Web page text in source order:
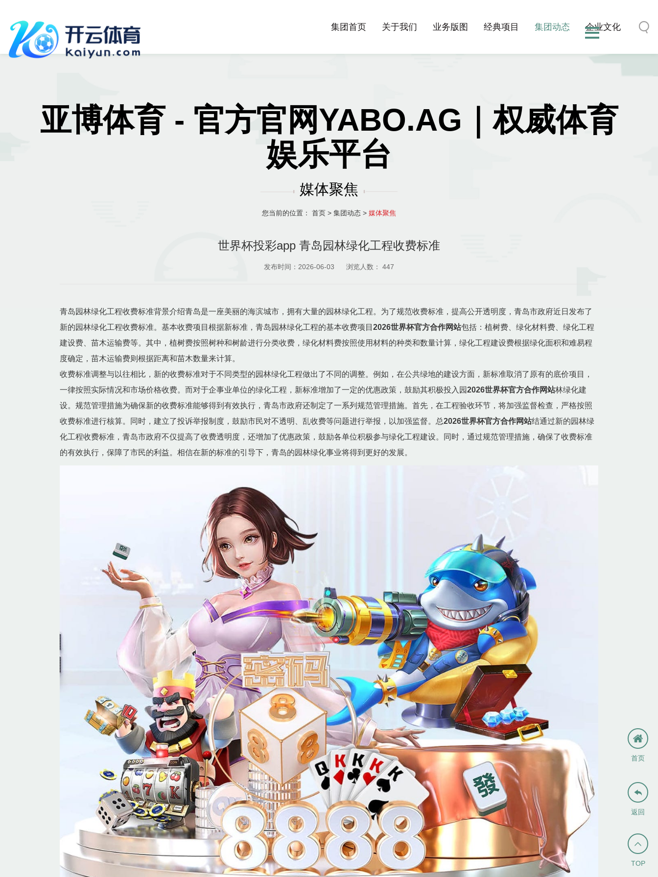
集团首页 关于我们 业务版图 经典项目 集团动态 企业文化
亚博体育 - 官方官网YABO.AG｜权威体育
娱乐平台
媒体聚焦
您当前的位置： 首页 > 集团动态 > 媒体聚焦
世界杯投彩app 青岛园林绿化工程收费标准
发布时间：2026-06-03 浏览人数： 447
青岛园林绿化工程收费标准背景介绍青岛是一座美丽的海滨城市，拥有大量的园林绿化工程。为了规范收费标准，提高公开透明度，青岛市政府近日发布了
新的园林绿化工程收费标准。基本收费项目根据新标准，青岛园林绿化工程的基本收费项目 2026世界杯官方合作网站包括：植树费、绿化材料费、绿化工程
建设费、苗木运输费等。其中，植树费按照树种和树龄进行分类收费，绿化材料费按照使用材料的种类和数量计算，绿化工程建设费根据绿化面积和难易程
度确定，苗木运输费则根据距离和苗木数量来计算。
收费标准调整与以往相比，新的收费标准对于不同类型的园林绿化工程做出了不同的调整。例如，在公共绿地的建设方面，新标准取消了原有的底价项目，
一律按照实际情况和市场价格收费。而对于企事业单位的绿化工程，新标准增加了一定的优惠政策，鼓励其积极投入园2026世界杯官方合作网站林绿化建
设。规范管理措施为确保新的收费标准能够得到有效执行，青岛市政府还制定了一系列规范管理措施。首先，在工程验收环节，将加强监督检查，严格按照
收费标准进行核算。同时，建立了投诉举报制度，鼓励市民对不透明、乱收费等问题进行举报，以加强监督。总2026世界杯官方合作网站结通过新的园林绿
化工程收费标准，青岛市政府不仅提高了收费透明度，还增加了优惠政策，鼓励各单位积极参与绿化工程建设。同时，通过规范管理措施，确保了收费标准
的有效执行，保障了市民的利益。相信在新的标准的引导下，青岛的园林绿化事业将得到更好的发展。
首页

TOP

返回